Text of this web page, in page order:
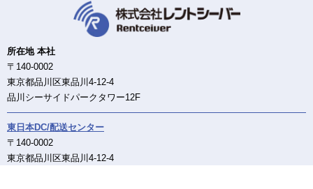
所在地 本社
〒140-0002
東京都品川区東品川4-12-4
品川シーサイドパークタワー12F
東日本DC/配送センター
〒140-0002
東京都品川区東品川4-12-4